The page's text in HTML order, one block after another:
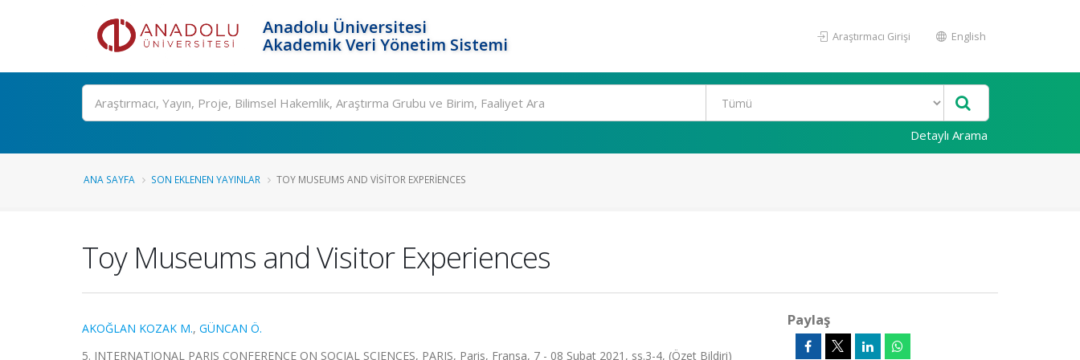
Anadolu Üniversitesi
Akademik Veri Yönetim Sistemi
Araştırmacı Girişi English
Ara
Detaylı Arama
ANA SAYFA SON EKLENEN YAYINLAR TOY MUSEUMS AND VISITOR EXPERIENCES
Toy Museums and Visitor Experiences
AKOĞLAN KOZAK M., GÜNCAN Ö.
5. INTERNATIONAL PARIS CONFERENCE ON SOCIAL SCIENCES, PARIS, Paris, Fransa, 7 - 08 Şubat 2021, ss.3-4, (Özet Bildiri)
Paylaş